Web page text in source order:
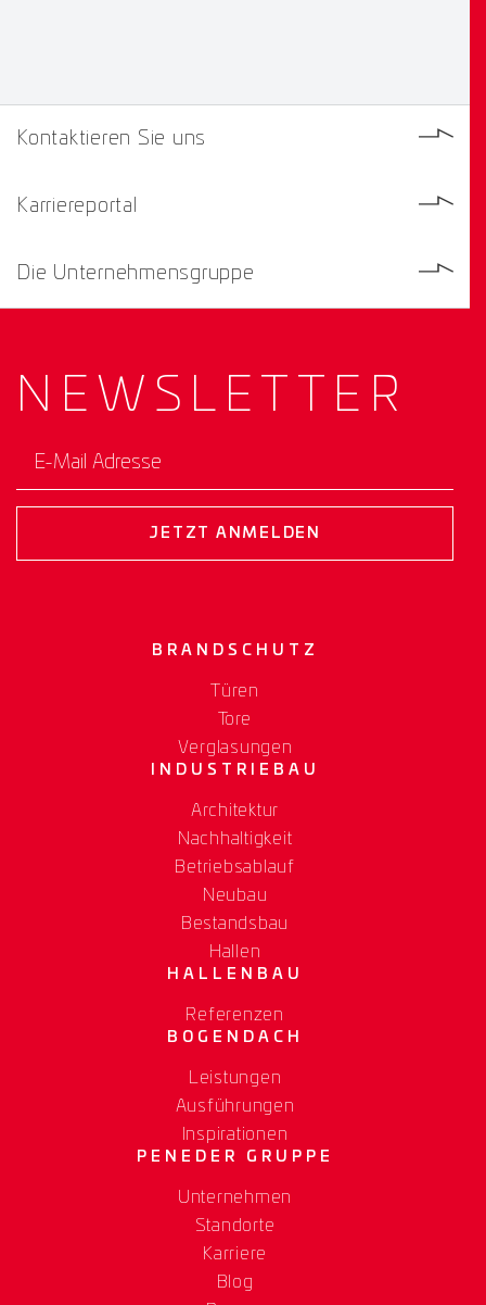
Kontaktieren Sie uns
Karriereportal
Die Unternehmensgruppe
NEWS­ LETTER
E-Mail Adresse
JETZT ANMELDEN
BRANDSCHUTZ
Türen
Tore
Verglasungen
INDUSTRIEBAU
Architektur
Nachhaltigkeit
Betriebsablauf
Neubau
Bestandsbau
Hallen
HALLENBAU
Referenzen
BOGENDACH
Leistungen
Ausführungen
Inspirationen
PENEDER GRUPPE
Unternehmen
Standorte
Karriere
Blog